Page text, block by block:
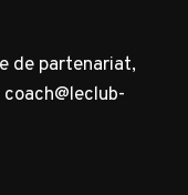
de partenariat,